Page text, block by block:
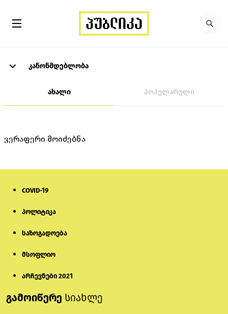
კანონმდებლობა
ახალი პოპულარული
ვერაფერი მოიძებნა
COVID-19
პოლიტიკა
საზოგადოება
მსოფლიო
არჩევნები 2021
გამოიწერე სიახლე